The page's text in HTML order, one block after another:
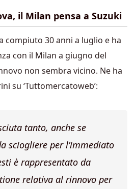
il Milan pensa a Suzuki
compiuto 30 anni a luglio e ha
con il Milan a giugno del
non sembra vicino. Ne ha
su ‘Tuttomercatoweb’:
tanto, anche se
sciogliere per l’immediato
è rappresentato da
relativa al rinnovo per